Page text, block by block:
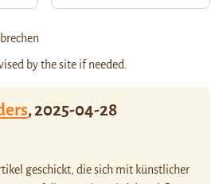
by the site if needed.
,2025-04-28
geschickt, die sich mit künstlicher